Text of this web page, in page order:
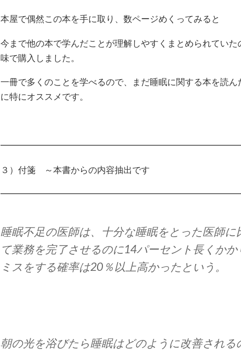
本屋で偶然この本を手に取り、数ページめくってみると
今まで他の本で学んだことが理解しやすくまとめられていた
味で購入しました。
一冊で多くのことを学べるので、まだ睡眠に関する本を読ん
に特にオススメです。
３）付箋 ～本書からの内容抽出です
睡眠不足の医師は、十分な睡眠をとった医師に
て業務を完了させるのに14パーセント長くかか
ミスをする確率は20％以上高かったという。
朝の光を浴びたら睡眠はどのように改善される